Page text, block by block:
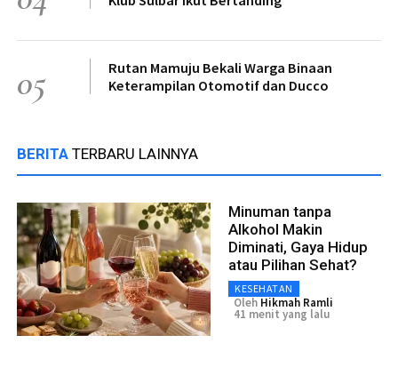
05
Rutan Mamuju Bekali Warga Binaan
Keterampilan Otomotif dan Ducco
BERITA TERBARU LAINNYA
Minuman tanpa
Alkohol Makin
Diminati, Gaya Hidup
atau Pilihan Sehat?
KESEHATAN
Oleh Hikmah Ramli
41 menit yang lalu